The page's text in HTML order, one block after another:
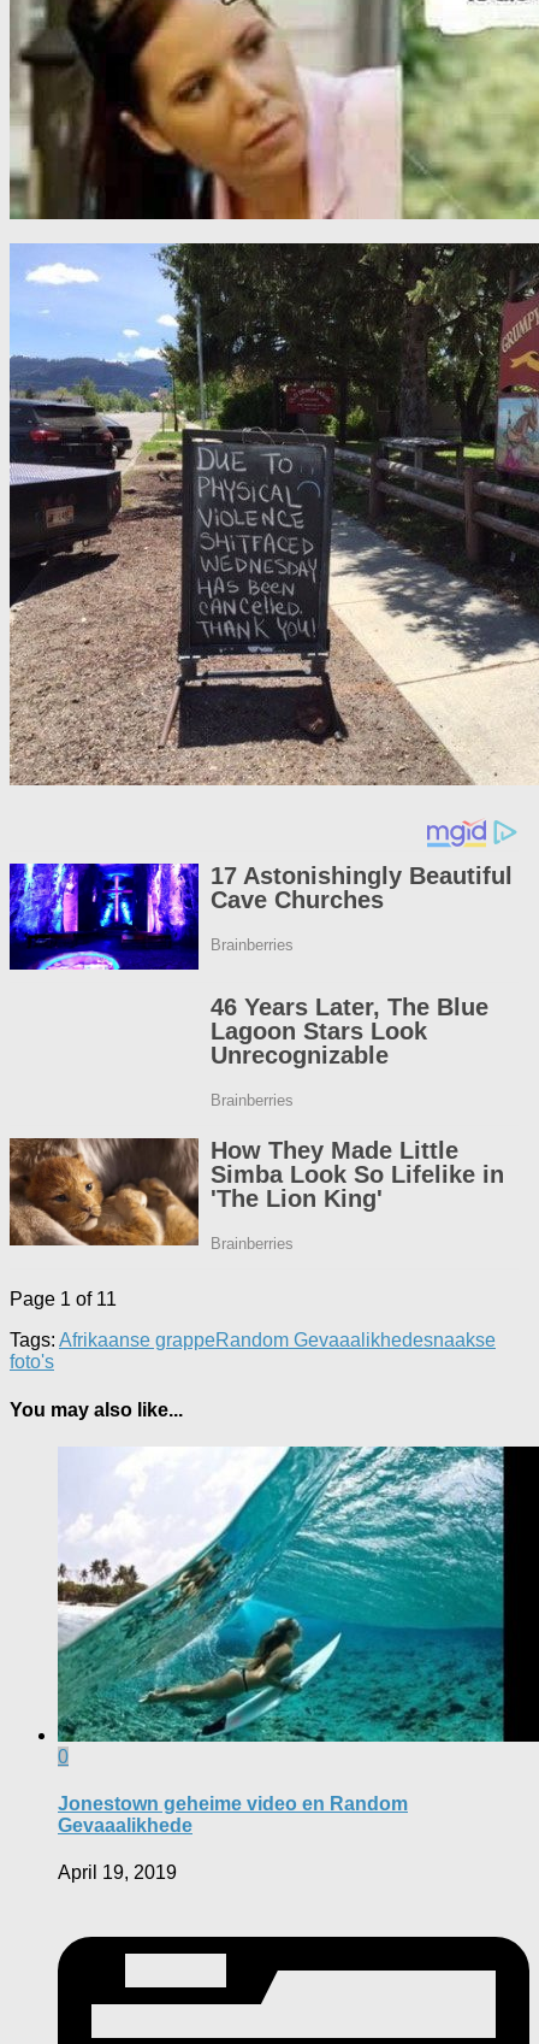
Page 1 of 11
Tags: Afrikaanse grappeRandom Gevaaalikhedesnaakse
foto's
You may also like...
0
Jonestown geheime video en Random
Gevaaalikhede
April 19, 2019